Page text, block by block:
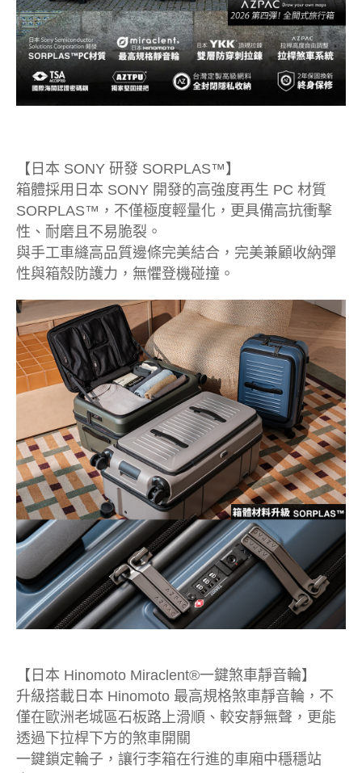
【日本 SONY 研發 SORPLAS™】
箱體採用日本 SONY 開發的高強度再生 PC 材質
SORPLAS™，不僅極度輕量化，更具備高抗衝擊
性、耐磨且不易脆裂。
與手工車縫高品質邊條完美結合，完美兼顧收納彈
性與箱殼防護力，無懼登機碰撞。
【日本 Hinomoto Miraclent®一鍵煞車靜音輪】
升級搭載日本 Hinomoto 最高規格煞車靜音輪，不
僅在歐洲老城區石板路上滑順、較安靜無聲，更能
透過下拉桿下方的煞車開關
一鍵鎖定輪子，讓行李箱在行進的車廂中穩穩站